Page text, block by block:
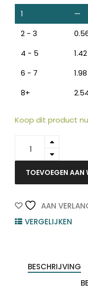
1
—
2 - 3
4 - 5
6 - 7
8+
Koop dit product
OKI
Inkt
Lint
Black
quantity
TOEVOEGEN AAN
AAN
VERGELIJKEN
BESCHRIJVING
zoeken